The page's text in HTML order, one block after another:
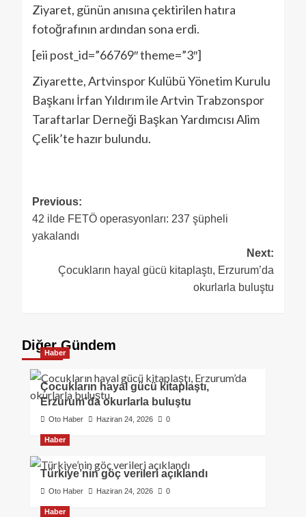
Ziyaret, günün anısına çektirilen hatıra
fotoğrafının ardından sona erdi.
[eii post_id=”66769″ theme=”3″]
Ziyarette, Artvinspor Kulübü Yönetim Kurulu
Başkanı İrfan Yıldırım ile Artvin Trabzonspor
Taraftarlar Derneği Başkan Yardımcısı Alim
Çelik’te hazır bulundu.
Previous:
42 ilde FETÖ operasyonları: 237 şüpheli
yakalandı
Next:
Çocukların hayal gücü kitaplaştı, Erzurum’da
okurlarla buluştu
Diğer Gündem
Haber
Çocukların hayal gücü kitaplaştı,
Erzurum’da okurlarla buluştu
Oto Haber Haziran 24, 2026 0
Haber
Türkiye’nin göç verileri açıklandı
Oto Haber Haziran 24, 2026 0
Haber